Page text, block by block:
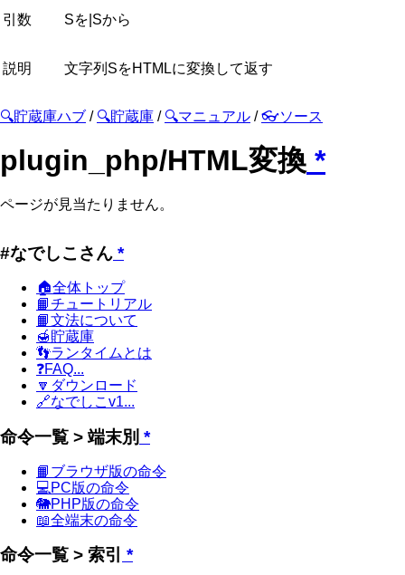
引数 Sを|Sから
説明 文字列SをHTMLに変換して返す
🔍貯蔵庫ハブ / 🔍貯蔵庫 / 🔍マニュアル /👓ソース
plugin_php/HTML変換 *
ページが見当たりません。
#なでしこさん *
🏠全体トップ
📙チュートリアル
📙文法について
🍯貯蔵庫
👣ランタイムとは
❓FAQ...
🔽ダウンロード
🔗なでしこv1...
命令一覧 > 端末別 *
📙ブラウザ版の命令
💻PC版の命令
🐘PHP版の命令
📖全端末の命令
命令一覧 > 索引 *